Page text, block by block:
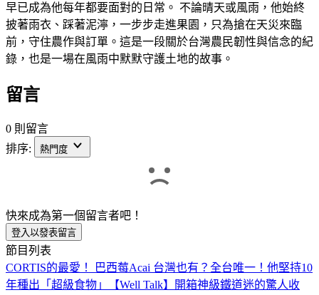
早已成為他每年都要面對的日常。 不論晴天或風雨，他始終
披著雨衣、踩著泥濘，一步步走進果園，只為搶在天災來臨
前，守住農作與訂單。這是一段關於台灣農民韌性與信念的紀
錄，也是一場在風雨中默默守護土地的故事。
留言
0 則留言
排序:
熱門度
快來成為第一個留言者吧！
登入以發表留言
節目列表
CORTIS的最愛！ 巴西莓Acai 台灣也有？全台唯一！他堅持10
年種出「超級食物」【Well Talk】
開箱神級鐵道迷的驚人收